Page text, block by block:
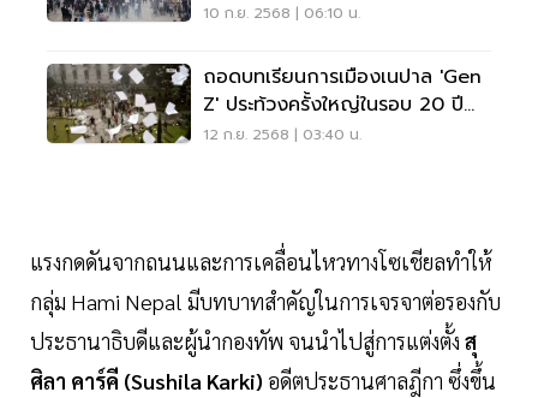
10 ก.ย. 2568 | 06:10 น.
ถอดบทเรียนการเมืองเนปาล 'Gen
Z' ประท้วงครั้งใหญ่ในรอบ 20 ปี
โค่นนายกฯ-เผารัฐสภา
12 ก.ย. 2568 | 03:40 น.
แรงกดดันจากถนนและการเคลื่อนไหวทางโซเชียลทำให้
กลุ่ม Hami Nepal มีบทบาทสำคัญในการเจรจาต่อรองกับ
ประธานาธิบดีและผู้นำกองทัพ จนนำไปสู่การแต่งตั้ง สุ
ศิลา คาร์คี (Sushila Karki) อดีตประธานศาลฎีกา ซึ่งขึ้น